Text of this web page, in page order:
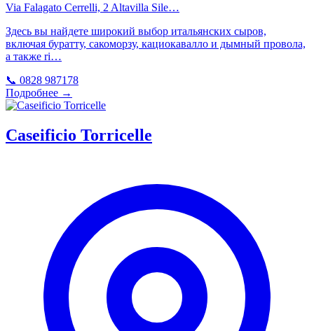
Via Falagato Cerrelli, 2 Altavilla Sile…
Здесь вы найдете широкий выбор итальянских сыров,
включая буратту, сакоморзу, кациокавалло и дымный провола,
а также ri…
📞 0828 987178
Подробнее →
Caseificio Torricelle